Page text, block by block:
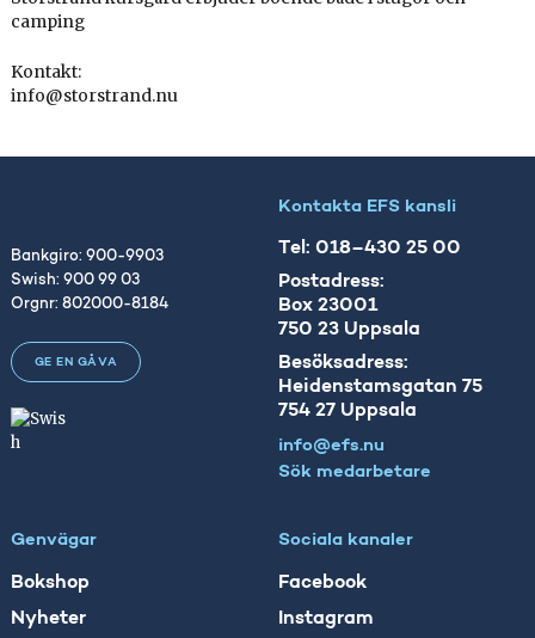
camping
Kontakt:
info@storstrand.nu
Bankgiro: 900-9903
Swish: 900 99 03
Orgnr: 802000-8184
GE EN GÅVA
Kontakta EFS kansli
Tel: 018–430 25 00
Postadress:
Box 23001
750 23 Uppsala
Besöksadress:
Heidenstamsgatan 75
754 27 Uppsala
info@efs.nu
Sök medarbetare
Genvägar
Bokshop
Nyheter
Sociala kanaler
Facebook
Instagram